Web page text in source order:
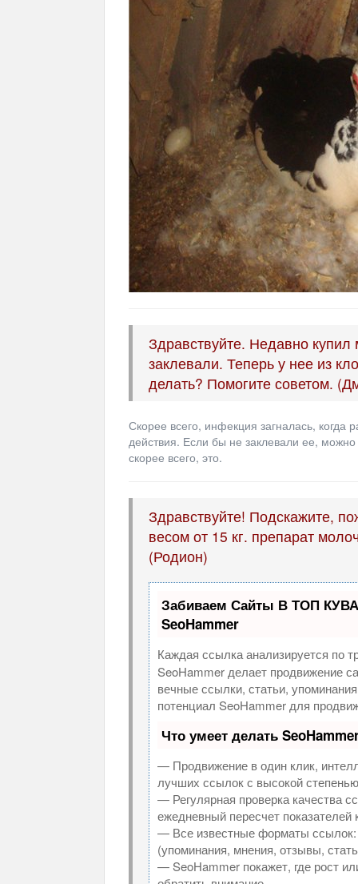
Здравствуйте. Недавно
заклевали. Теперь у нее из
делать? Помогите советом.
Скорее всего, инфекция загналась, когда
действия. Если бы не заклевали ее,
скорее всего, это.
Здравствуйте! Подскажите,
весом от 15 кг. препарат
(Родион)
Забиваем Сайты В ТОП
SeoHammer
Каждая ссылка анализируется по
SeoHammer делает продвижение
вечные ссылки, статьи,
потенциал SeoHammer для
Что умеет делать
— Продвижение в один клик,
лучших ссылок с высокой
— Регулярная проверка качества
ежедневный пересчет показателей
— Все известные форматы
(упоминания, мнения, отзывы,
— SeoHammer покажет, где рост